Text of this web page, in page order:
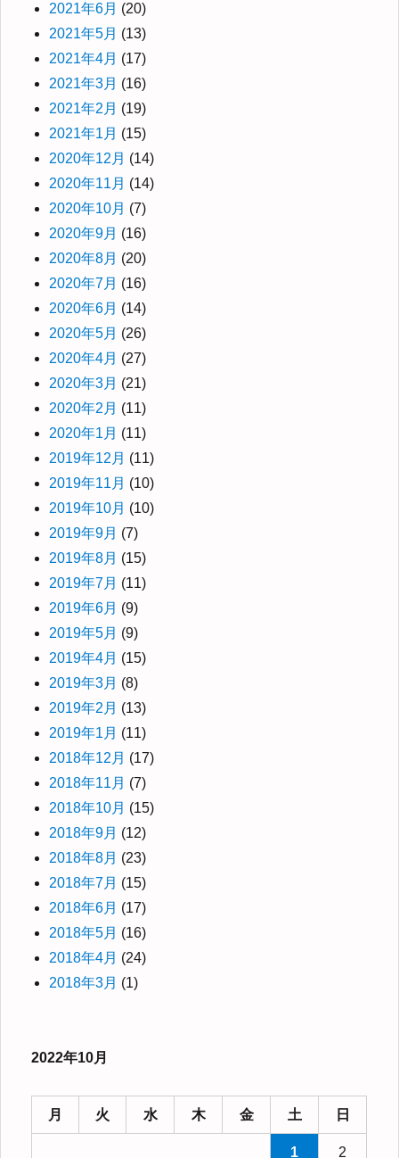
2021年6月 (20)
2021年5月 (13)
2021年4月 (17)
2021年3月 (16)
2021年2月 (19)
2021年1月 (15)
2020年12月 (14)
2020年11月 (14)
2020年10月 (7)
2020年9月 (16)
2020年8月 (20)
2020年7月 (16)
2020年6月 (14)
2020年5月 (26)
2020年4月 (27)
2020年3月 (21)
2020年2月 (11)
2020年1月 (11)
2019年12月 (11)
2019年11月 (10)
2019年10月 (10)
2019年9月 (7)
2019年8月 (15)
2019年7月 (11)
2019年6月 (9)
2019年5月 (9)
2019年4月 (15)
2019年3月 (8)
2019年2月 (13)
2019年1月 (11)
2018年12月 (17)
2018年11月 (7)
2018年10月 (15)
2018年9月 (12)
2018年8月 (23)
2018年7月 (15)
2018年6月 (17)
2018年5月 (16)
2018年4月 (24)
2018年3月 (1)
2022年10月
月 火 水 木 金 土 日
1 2